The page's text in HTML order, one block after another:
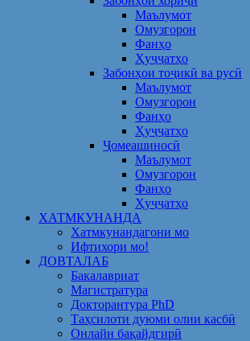
Маълумот
Омузгорон
Фанҳо
Ҳуҷҷатҳо
Забонҳои тоҷикӣ ва русӣ
Маълумот
Омузгорон
Фанҳо
Ҳуҷҷатҳо
Ҷомеашиносӣ
Маълумот
Омузгорон
Фанҳо
Ҳуҷҷатҳо
ХАТМКУНАНДА
Хатмкунандагони мо
Ифтихори мо!
ДОВТАЛАБ
Бакалавриат
Магистратура
Докторантура PhD
Таҳсилоти дуюми олии касбӣ
Онлайн бақайдгирӣ